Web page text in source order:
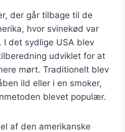
der går tilbage til de
hvor svinekød var
I det sydlige USA blev
udviklet for at
mørt. Traditionelt blev
ild eller i en smoker,
blevet populær.
af den amerikanske